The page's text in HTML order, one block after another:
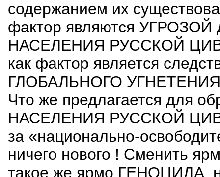
содержанием их
фактор являются
НАСЕЛЕНИЯ РУССКОЙ
как фактор является
ГЛОБАЛЬНОГО
Что же предлагается для
НАСЕЛЕНИЯ РУССКОЙ
за «национально-
ничего нового ! Сменить
такое же ярмо ГЕНОЦИДА,